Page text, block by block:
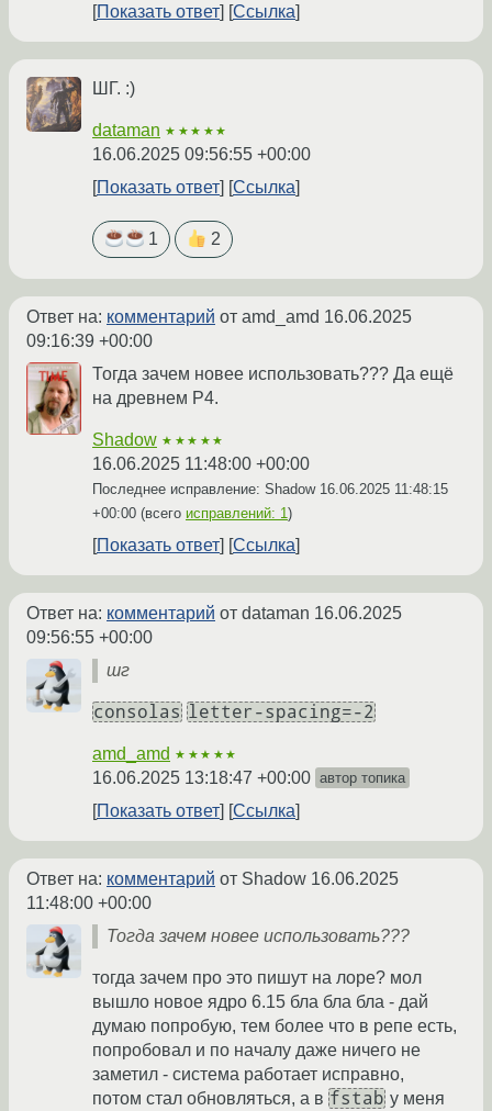
Показать ответ Ссылка
ШГ. :)
dataman ★★★★★
16.06.2025 09:56:55 +00:00
Показать ответ
Ссылка
1 2
Ответ на: комментарий от amd_amd 16.06.2025
09:16:39 +00:00
Тогда зачем новее использовать??? Да ещё
на древнем P4.
Shadow ★★★★★
16.06.2025 11:48:00 +00:00
Последнее исправление: Shadow 16.06.2025 11:48:15
+00:00 (всего исправлений: 1 )
Показать ответ Ссылка
Ответ на: комментарий от dataman 16.06.2025
09:56:55 +00:00
шг
consolas letter-spacing=-2
amd_amd ★★★★★
16.06.2025 13:18:47 +00:00 автор топика
Показать ответ Ссылка
Ответ на: комментарий от Shadow 16.06.2025
11:48:00 +00:00
Тогда зачем новее использовать???
тогда зачем про это пишут на лоре? мол
вышло новое ядро 6.15 бла бла бла - дай
думаю попробую, тем более что в репе есть,
попробовал и по началу даже ничего не
заметил - система работает исправно,
потом стал обновляться, а в fstab у меня